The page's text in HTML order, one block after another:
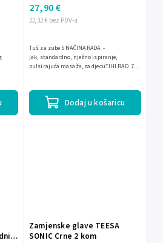
22,32 € bez PDV-a
27,90 €
Dodaj u košaricu
Tuš za zube 5 NAČINA RADA -
jak, standardno, nježno ispiranje,
pulsirajuća masaža, za djecuTIHI RAD 72
Zamjenske glave TEESA
SONIC Crne 2 kom